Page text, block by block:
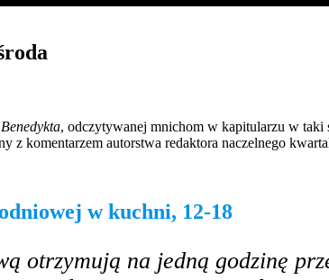
, odczytywanej mnichom w kapitularzu w taki
z komentarzem autorstwa redaktora naczelnego
w kuchni, 12-18
otrzymują na jedną godzinę